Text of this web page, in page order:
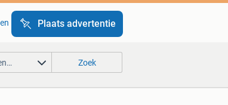
Plaats advertentie
Zoek